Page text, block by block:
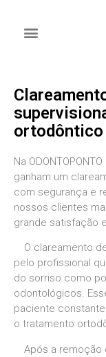
ortodôntico
Na
ganham um
com segurança e
nossos clientes
grande satisfação
O clareamento
pelo profissional
do sorriso como
odontológicos.
paciente
o tratamento
Após a remoção